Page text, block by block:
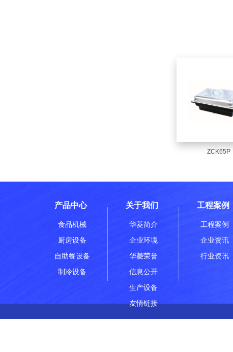
ZCK65P
产品中心
食品机械
厨房设备
自助餐设备
制冷设备
关于我们
华菱简介
企业环境
华菱荣誉
信息公开
生产设备
友情链接
工程案例
工程案例
企业资讯
行业资讯